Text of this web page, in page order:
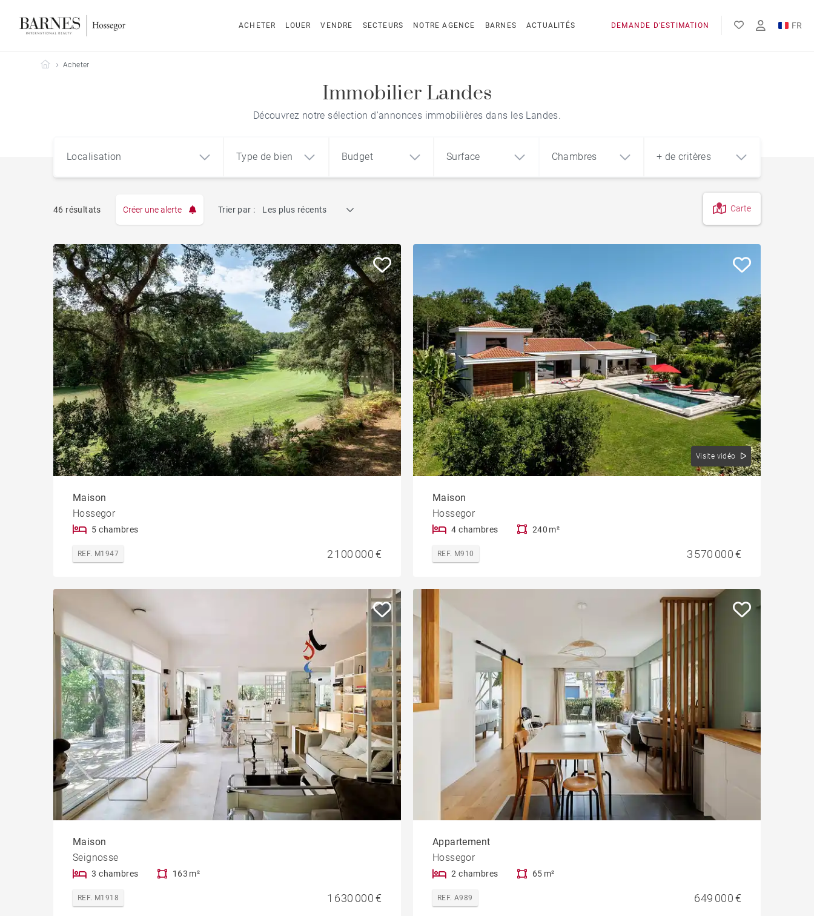
ACHETER LOUER VENDRE SECTEURS NOTRE AGENCE BARNES ACTUALITÉS DEMANDE D'ESTIMATION FR
EN
Barnes Hossegor
Acheter
Immobilier Landes
Découvrez notre sélection d'annonces immobilières dans les Landes.
Localisation Type de bien
Appartement Maison Terrain
Château Propriété
Budget Surface Chambres + de critères
Maison d’architecte À la campagne
Sur golf
46 résultats Créer une alerte Trier par : Les plus récents Carte
Maison
Hossegor
5 chambres
REF. M1947 2 100 000 €
Visite vidéo
Maison
Hossegor
4 chambres 240 m²
REF. M910 3 570 000 €
Maison
Seignosse
3 chambres 163 m²
REF. M1918 1 630 000 €
Appartement
Hossegor
2 chambres 65 m²
REF. A989 649 000 €